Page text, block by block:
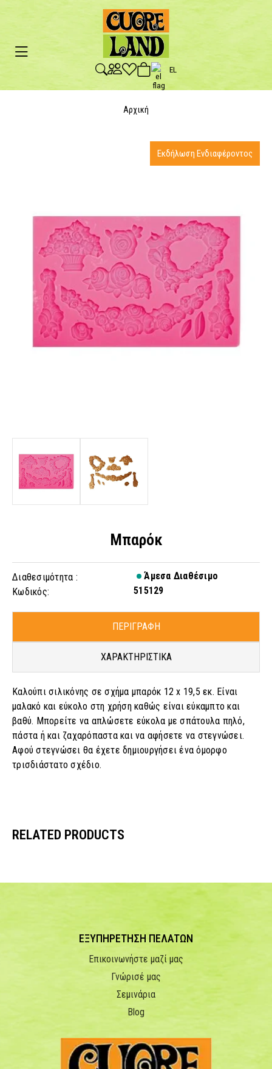
EL
Αρχική
Μπαρόκ
Διαθεσιμότητα :
Άμεσα Διαθέσιμο
Κωδικός:
515129
ΠΕΡΙΓΡΑΦΗ
ΧΑΡΑΚΤΗΡΙΣΤΙΚΑ
Καλούπι σιλικόνης σε σχήμα μπαρόκ 12 x 19,5 εκ. Είναι
μαλακό και εύκολο στη χρήση καθώς είναι εύκαμπτο και
βαθύ. Μπορείτε να απλώσετε εύκολα με σπάτουλα πηλό,
πάστα ή και ζαχαρόπαστα και να αφήσετε να στεγνώσει.
Αφού στεγνώσει θα έχετε δημιουργήσει ένα όμορφο
τρισδιάστατο σχέδιο.
Εκδήλωση Ενδιαφέροντος
RELATED PRODUCTS
ΕΞΥΠΗΡΕΤΗΣΗ ΠΕΛΑΤΩΝ
Επικοινωνήστε μαζί μας
Γνώρισέ μας
Σεμινάρια
Blog